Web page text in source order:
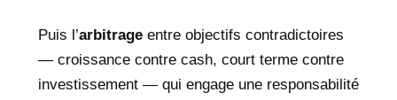
Puis l’arbitrageentre objectifs contradictoires
— croissance contre cash, court terme contre
investissement — qui engage une responsabilité